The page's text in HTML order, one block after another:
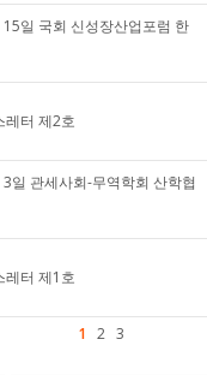
일 국회 신성장산업포럼 한
레터 제2호
일 관세사회-무역학회 산학협
레터 제1호
1 2 3